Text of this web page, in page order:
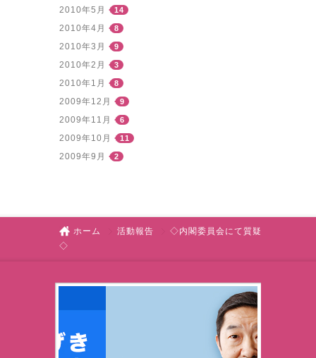
2010年5月 14
2010年4月 8
2010年3月 9
2010年2月 3
2010年1月 8
2009年12月 9
2009年11月 6
2009年10月 11
2009年9月 2
ホーム 活動報告
◇内閣委員会にて質疑
◇